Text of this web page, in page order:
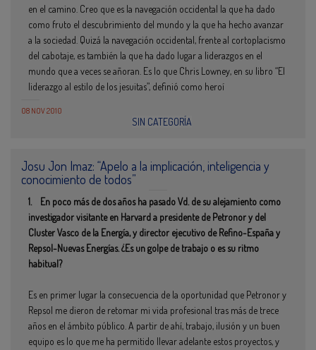
en el camino. Creo que es la navegación occidental la que ha dado
como fruto el descubrimiento del mundo y la que ha hecho avanzar
a la sociedad. Quizá la navegación occidental, frente al cortoplacismo
del cabotaje, es también la que ha dado lugar a liderazgos en el
mundo que a veces se añoran. Es lo que Chris Lowney, en su libro “El
liderazgo al estilo de los jesuitas”, definió como heroí
08 NOV 2010
SIN CATEGORÍA
Josu Jon Imaz: “Apelo a la implicación, inteligencia y
conocimiento de todos”
1. En poco más de dos años ha pasado Vd. de su alejamiento como
investigador visitante en Harvard a presidente de Petronor y del
Cluster Vasco de la Energía, y director ejecutivo de Refino-España y
Repsol-Nuevas Energías. ¿Es un golpe de trabajo o es su ritmo
habitual?
Es en primer lugar la consecuencia de la oportunidad que Petronor y
Repsol me dieron de retomar mi vida profesional tras más de trece
años en el ámbito público. A partir de ahí, trabajo, ilusión y un buen
equipo es lo que me ha permitido llevar adelante estos proyectos, y